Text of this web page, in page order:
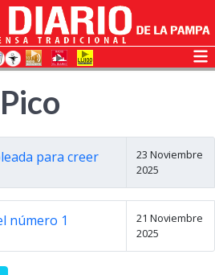
para creer
23 Noviembre
2025
número 1
21 Noviembre
2025